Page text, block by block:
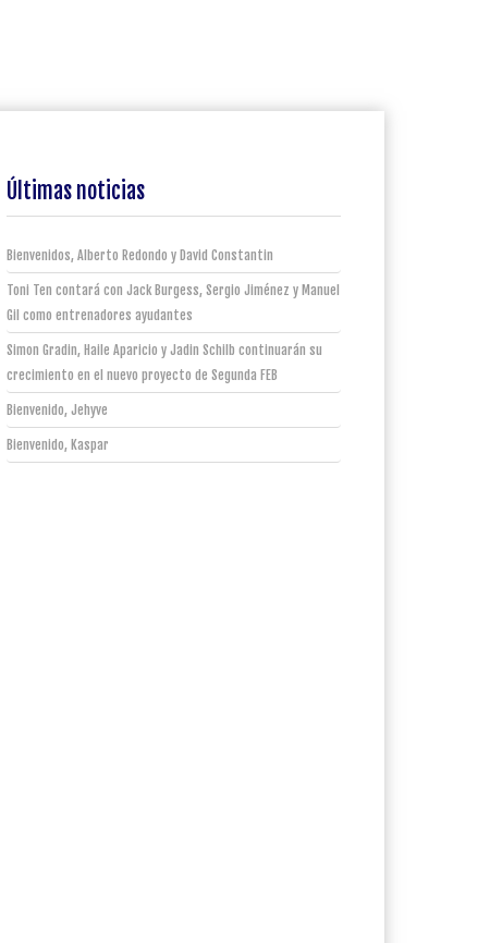
Últimas noticias
Bienvenidos, Alberto Redondo y David Constantin
Toni Ten contará con Jack Burgess, Sergio Jiménez y Manuel
Gil como entrenadores ayudantes
Simon Gradin, Haile Aparicio y Jadin Schilb continuarán su
crecimiento en el nuevo proyecto de Segunda FEB
Bienvenido, Jehyve
Bienvenido, Kaspar